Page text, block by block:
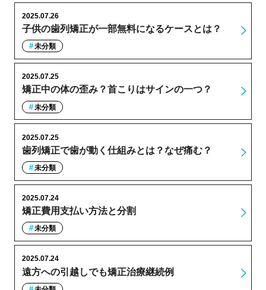
子供の歯列矯正が一部無料になるケースとは？
2025.07.26
未分類
矯正中の体の歪み？首こりはサインの一つ？
2025.07.25
未分類
歯列矯正で歯が動く仕組みとは？なぜ痛む？
2025.07.25
未分類
矯正費用支払い方法と分割
2025.07.24
未分類
遠方への引越しでも矯正治療継続例
2025.07.24